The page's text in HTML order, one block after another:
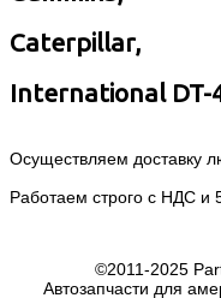
Caterpillar,
International DT-
Осуществляем доставку
Работаем строго с НДС и
©2011-2025
Автозапчасти для